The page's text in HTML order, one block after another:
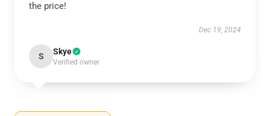
the price!
Dec 19, 2024
S Skye
Verified owner